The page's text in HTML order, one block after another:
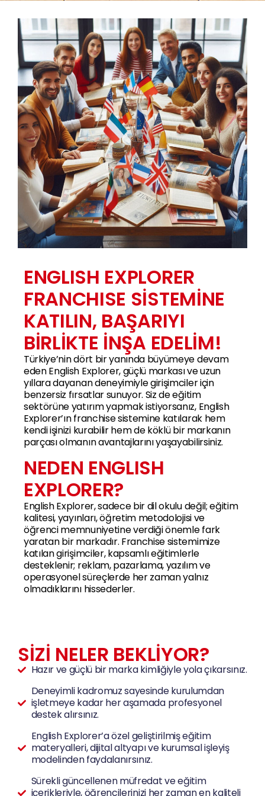
ENGLISH EXPLORER
FRANCHISE SİSTEMİNE
KATILIN, BAŞARIYI
BİRLİKTE İNŞA EDELİM!
Türkiye’nin dört bir yanında büyümeye devam
eden English Explorer, güçlü markası ve uzun
yıllara dayanan deneyimiyle girişimciler için
benzersiz fırsatlar sunuyor. Siz de eğitim
sektörüne yatırım yapmak istiyorsanız, English
Explorer’ın franchise sistemine katılarak hem
kendi işinizi kurabilir hem de köklü bir markanın
parçası olmanın avantajlarını yaşayabilirsiniz.
NEDEN ENGLISH
EXPLORER?
English Explorer, sadece bir dil okulu değil; eğitim
kalitesi, yayınları, öğretim metodolojisi ve
öğrenci memnuniyetine verdiği önemle fark
yaratan bir markadır. Franchise sistemimize
katılan girişimciler, kapsamlı eğitimlerle
desteklenir; reklam, pazarlama, yazılım ve
operasyonel süreçlerde her zaman yalnız
olmadıklarını hissederler.
SİZİ NELER BEKLİYOR?
Hazır ve güçlü bir marka kimliğiyle yola çıkarsınız.
Deneyimli kadromuz sayesinde kurulumdan
işletmeye kadar her aşamada profesyonel
destek alırsınız.
English Explorer’a özel geliştirilmiş eğitim
materyalleri, dijital altyapı ve kurumsal işleyiş
modelinden faydalanırsınız.
Sürekli güncellenen müfredat ve eğitim
içerikleriyle, öğrencilerinizi her zaman en kaliteli